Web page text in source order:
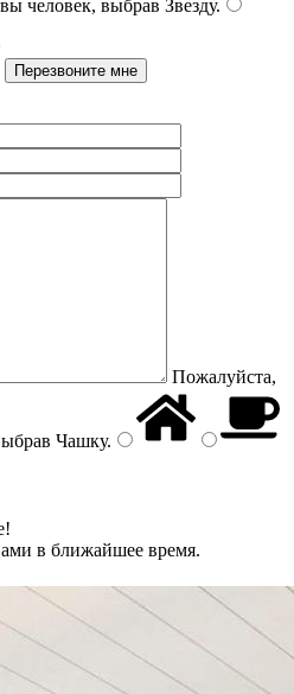
человек, выбрав Звезду.
Пожалуйста,
Чашку.
в ближайшее время.